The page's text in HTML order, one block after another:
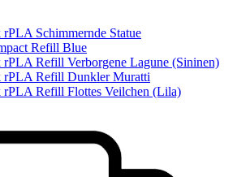
Schimmernde Statue
Refill Blue
Refill Verborgene Lagune (Sininen)
rPLA Refill Dunkler Muratti
rPLA Refill Flottes Veilchen (Lila)